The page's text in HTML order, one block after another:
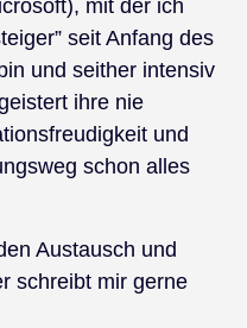
mit der ich
seit Anfang des
und seither intensiv
ihre nie
und
schon alles
Austausch und
schreibt mir gerne